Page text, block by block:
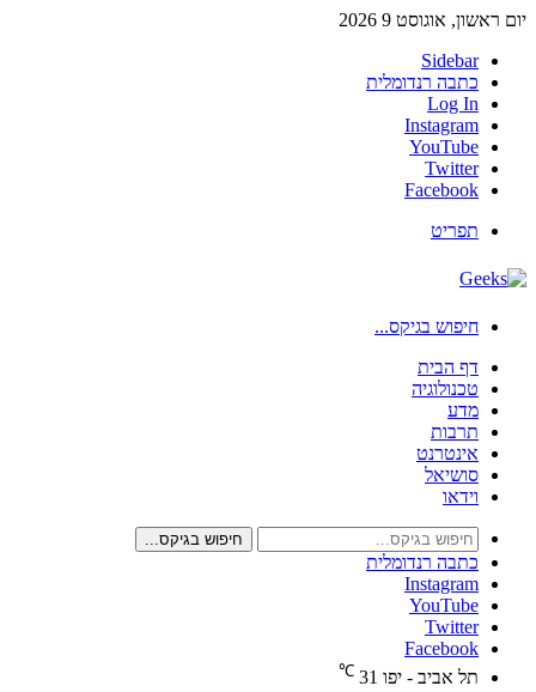
יום ראשון, אוגוסט 9 2026
Sidebar
כתבה רנדומלית
Log In
Instagram
YouTube
Twitter
Facebook
תפריט
חיפוש בגיקס...
דף הבית
טכנולוגיה
מדע
תרבות
אינטרנט
סושיאל
וידאו
חיפוש בגיקס...
כתבה רנדומלית
Instagram
YouTube
Twitter
Facebook
תל אביב - יפו 31
℃